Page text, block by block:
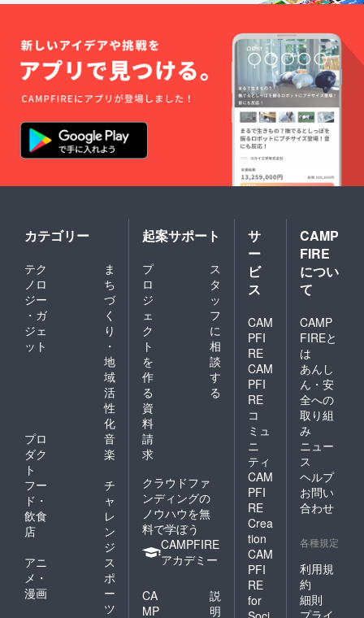
カテゴリー
テク
ノロ
ジー
・ガ
ジェ
ット
ま
ち
づ
く
り
・
地
域
活
性
化
プロ
ダク
ト
音
楽
フー
ド・
飲食
店
チ
ャ
レ
ン
ジ
アニ
メ・
漫画
ス
ポ
ー
ツ
起案サポート
プ
ロ
ジ
ェ
ク
ト
を
作
る
ス
タ
ッ
フ
に
相
談
す
る
資
料
請
求
クラウドファ
ンディングの
ノウハウを無
料で学ぼう
CAMPFIRE
アカデミー
CA
MP
説
明
サ
ー
ビ
ス
CAM
PFI
RE
CAM
PFI
RE
コ
ミュ
ニ
ティ
CAM
PFI
RE
Crea
tion
CAM
PFI
RE
for
CAMP
FIRE
につい
て
CAMP
FIREと
は
あんし
ん・安
全への
取り組
み
ニュー
ス
ヘルプ
お問い
合わせ
各種規定
利用規
約
細則